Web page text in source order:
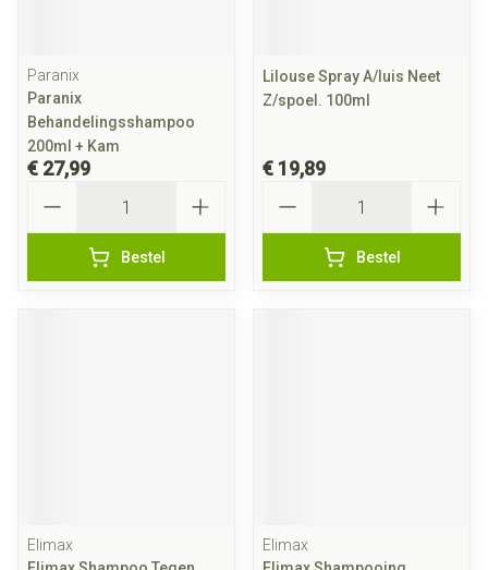
Paranix
Paranix
Behandelingsshampoo
200ml + Kam
€ 27,99
Bestel
Lilouse Spray A/luis Neet
Z/spoel. 100ml
€ 19,89
Bestel
Elimax
Elimax